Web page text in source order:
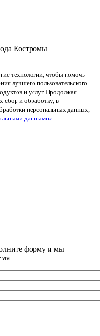
Костромы
технологии, чтобы помочь
лучшего пользовательского
и услуг. Продолжая
сбор и обработку, в
персональных данных,
данными»
форму и мы